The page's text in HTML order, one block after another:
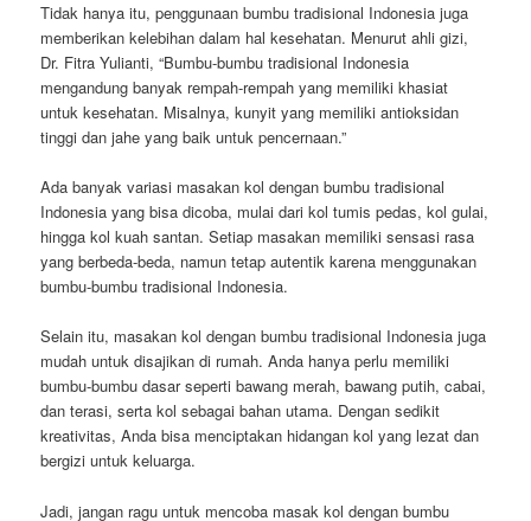
Tidak hanya itu, penggunaan bumbu tradisional Indonesia juga
memberikan kelebihan dalam hal kesehatan. Menurut ahli gizi,
Dr. Fitra Yulianti, “Bumbu-bumbu tradisional Indonesia
mengandung banyak rempah-rempah yang memiliki khasiat
untuk kesehatan. Misalnya, kunyit yang memiliki antioksidan
tinggi dan jahe yang baik untuk pencernaan.”
Ada banyak variasi masakan kol dengan bumbu tradisional
Indonesia yang bisa dicoba, mulai dari kol tumis pedas, kol gulai,
hingga kol kuah santan. Setiap masakan memiliki sensasi rasa
yang berbeda-beda, namun tetap autentik karena menggunakan
bumbu-bumbu tradisional Indonesia.
Selain itu, masakan kol dengan bumbu tradisional Indonesia juga
mudah untuk disajikan di rumah. Anda hanya perlu memiliki
bumbu-bumbu dasar seperti bawang merah, bawang putih, cabai,
dan terasi, serta kol sebagai bahan utama. Dengan sedikit
kreativitas, Anda bisa menciptakan hidangan kol yang lezat dan
bergizi untuk keluarga.
Jadi, jangan ragu untuk mencoba masak kol dengan bumbu